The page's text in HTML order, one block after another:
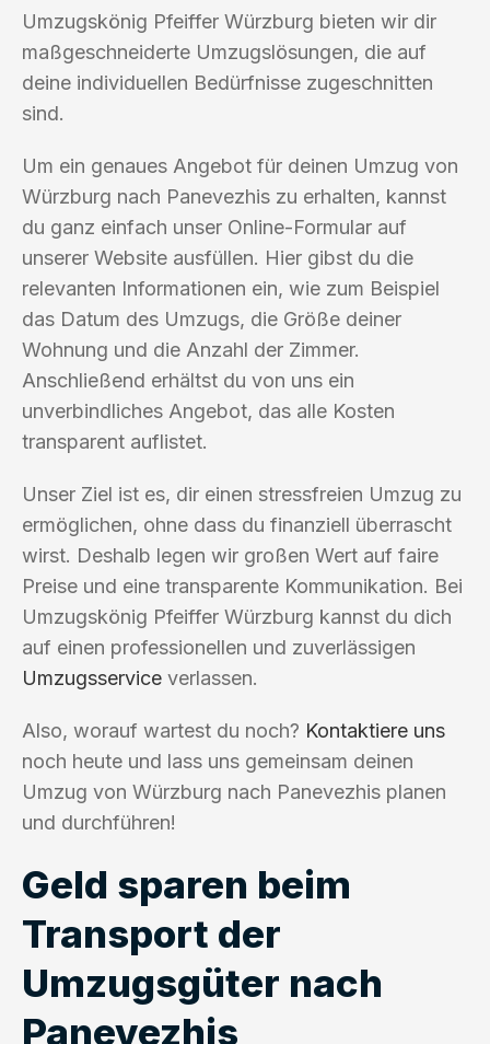
Umzugskönig Pfeiffer Würzburg bieten wir dir
maßgeschneiderte Umzugslösungen, die auf
deine individuellen Bedürfnisse zugeschnitten
sind.
Um ein genaues Angebot für deinen Umzug von
Würzburg nach Panevezhis zu erhalten, kannst
du ganz einfach unser Online-Formular auf
unserer Website ausfüllen. Hier gibst du die
relevanten Informationen ein, wie zum Beispiel
das Datum des Umzugs, die Größe deiner
Wohnung und die Anzahl der Zimmer.
Anschließend erhältst du von uns ein
unverbindliches Angebot, das alle Kosten
transparent auflistet.
Unser Ziel ist es, dir einen stressfreien Umzug zu
ermöglichen, ohne dass du finanziell überrascht
wirst. Deshalb legen wir großen Wert auf faire
Preise und eine transparente Kommunikation. Bei
Umzugskönig Pfeiffer Würzburg kannst du dich
auf einen professionellen und zuverlässigen
Umzugsservice verlassen.
Also, worauf wartest du noch? Kontaktiere uns
noch heute und lass uns gemeinsam deinen
Umzug von Würzburg nach Panevezhis planen
und durchführen!
Geld sparen beim
Transport der
Umzugsgüter nach
Panevezhis